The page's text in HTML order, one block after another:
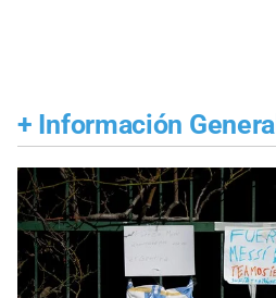
+ Información General